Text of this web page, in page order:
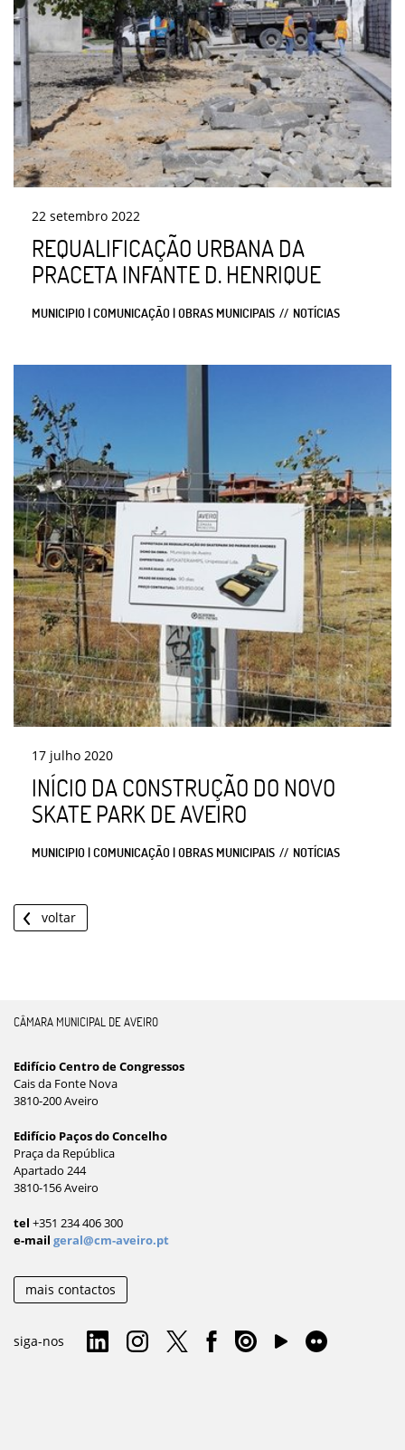
22 setembro 2022
REQUALIFICAÇÃO URBANA DA
PRACETA INFANTE D. HENRIQUE
MUNICIPIO | COMUNICAÇÃO | OBRAS MUNICIPAIS NOTÍCIAS
17 julho 2020
INÍCIO DA CONSTRUÇÃO DO NOVO
SKATE PARK DE AVEIRO
MUNICIPIO | COMUNICAÇÃO | OBRAS MUNICIPAIS NOTÍCIAS
voltar
CÂMARA MUNICIPAL DE AVEIRO
Edifício Centro de Congressos
Cais da Fonte Nova
3810-200 Aveiro
Edifício Paços do Concelho
Praça da República
Apartado 244
3810-156 Aveiro
tel +351 234 406 300
e-mail geral@cm-aveiro.pt
mais contactos
siga-nos